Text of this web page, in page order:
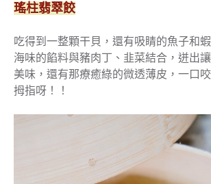
瑤柱翡翠餃
吃得到一整顆干貝，還有吸睛的魚子和
海味的餡料與豬肉丁、韭菜結合，迸出
美味，還有那療癒綠的微透薄皮，一口
拇指呀！！